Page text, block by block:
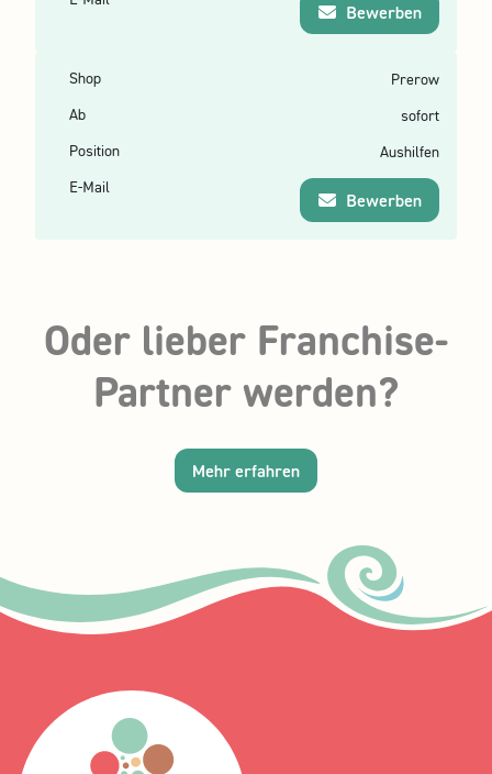
Bewerben
Prerow
sofort
Aushilfen
Bewerben
Oder lieber Franchise-
Partner werden?
Mehr erfahren